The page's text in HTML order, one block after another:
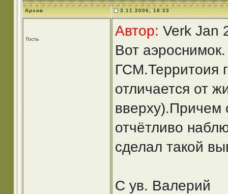
Архив 3.11.2006, 18:33
Гость
Автор: Verk Jan
Вот
ГСМ.Территоия
отличается от
вверху).Причем
отчётливо
сделал такой
С ув. Валерий